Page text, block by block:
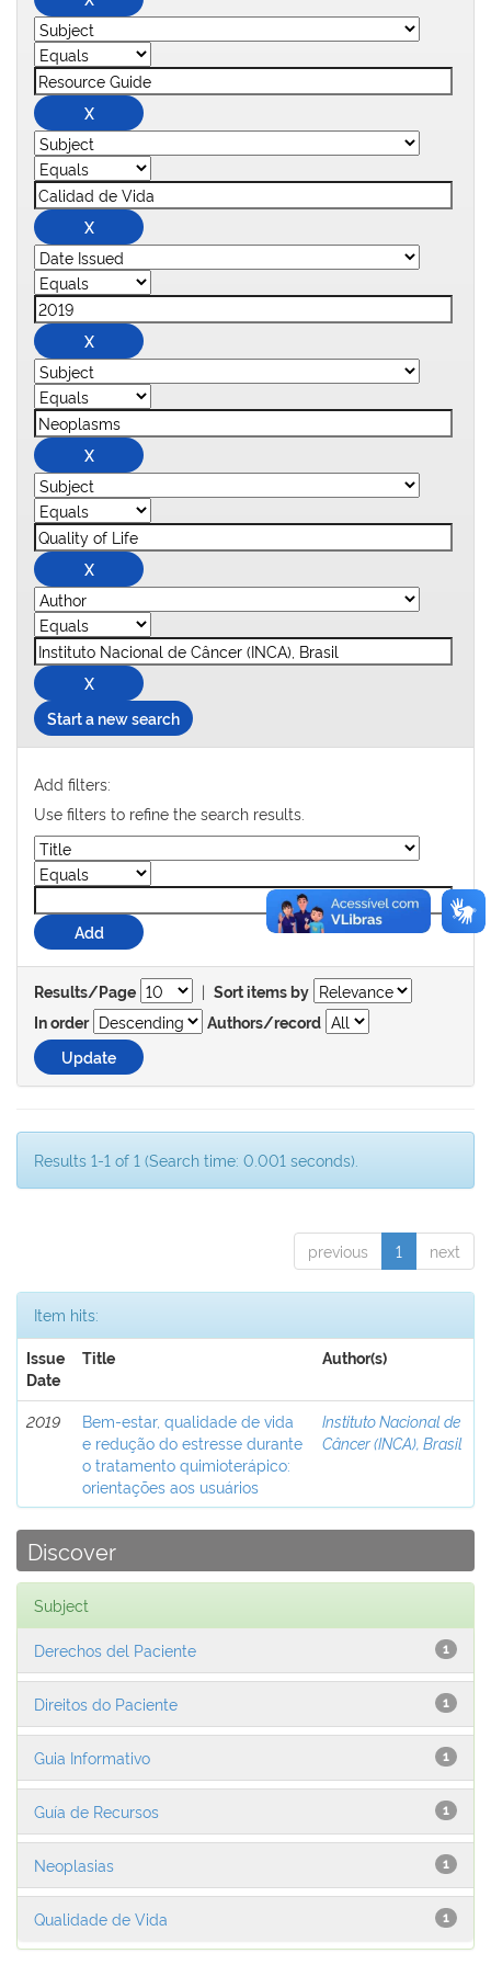
Start a new search
Add filters:
Use filters to refine the search results.
Results/Page | Sort items by
In order
Authors/record
Results 1-1 of 1 (Search time: 0.001 seconds).
previous 1 next
Item hits:
Issue
Date
Title Author(s)
2019
Bem-estar, qualidade de vida
e redução do estresse durante
o tratamento quimioterápico:
orientações aos usuários
Instituto Nacional de
Câncer (INCA), Brasil
Discover
Subject
1
Derechos del Paciente
1
Direitos do Paciente
1
Guia Informativo
1
Guía de Recursos
1
Neoplasias
1
Qualidade de Vida